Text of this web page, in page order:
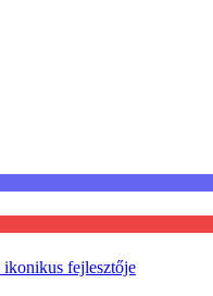
fejlesztője